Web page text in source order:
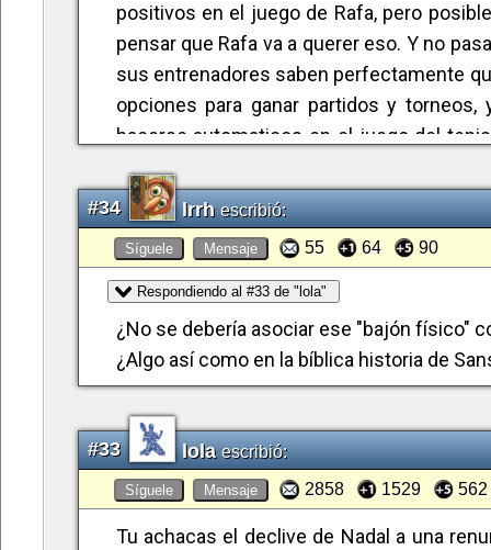
!!!!! VAMOS RAFA ¡¡¡¡¡
DESDE SIEMPRE Y PARA SIEMPRE
positivos en el juego de Rafa, pero
pensar que Rafa va a querer eso. Y no
sus entrenadores saben perfectamente
opciones para ganar partidos y
hacerse automaticos en el juego del
raqueta hace unos años, tardó UN AÑO
nueva raqueta!!
Como dije en otro comentario, no creo
Nole, (aunque sí tal vez por el marcador),
mismo y subir su competitividad, y por
Rafa, (sabe que ahora no es el
dices. Donde no coincido contigo es,
oro unos años más. De eso nada. Rafa
un ganador nato, lo del cheque viene bién
Tengo muchas ganas por ver cómo
alegrías. No es el momento en pensar en
de la ilusión que sigue teniendo Rafa en su
#34 lrrhescribió:
Síguele Mensaje 55 64 90
Respondiendo al #33 de "lola"
¿No se debería asociar ese "bajón físico"
¿Algo así como en la bíblica historia de
#33 lolaescribió:
Síguele Mensaje 2858 1529 562
Tu achacas el declive de Nadal a una